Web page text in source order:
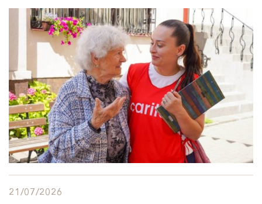
21/07/2026